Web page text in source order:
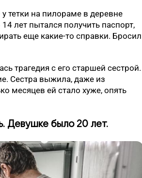
тетки на пилораме в деревне
лет пытался получить паспорт,
еще какие-то справки. Бросил
трагедия с его старшей сестрой.
Сестра выжила, даже из
месяцев ей стало хуже, опять
Девушке было 20 лет.